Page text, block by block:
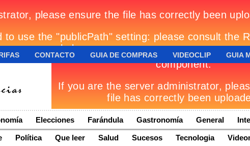
CONTACTO GUIA DE COMPRAS VIDEOCLIP GUIA
Elecciones Farándula Gastronomía General
Política Que leer Salud Sucesos Tecnologia